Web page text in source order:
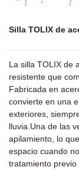
Silla TOLIX de
La silla TOLIX de
resistente que
Fabricada en
convierte en una
exteriores,
lluvia.Una de las
apilamiento, lo
espacio cuando
tratamiento